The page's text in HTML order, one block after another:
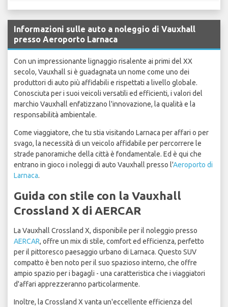
Informazioni sulle auto a noleggio di Vauxhall
presso Aeroporto Larnaca
Con un impressionante lignaggio risalente ai primi del XX
secolo, Vauxhall si è guadagnata un nome come uno dei
produttori di auto più affidabili e rispettati a livello globale.
Conosciuta per i suoi veicoli versatili ed efficienti, i valori del
marchio Vauxhall enfatizzano l'innovazione, la qualità e la
responsabilità ambientale.
Come viaggiatore, che tu stia visitando Larnaca per affari o per
svago, la necessità di un veicolo affidabile per percorrere le
strade panoramiche della città è fondamentale. Ed è qui che
entrano in gioco i noleggi di auto Vauxhall presso l'Aeroporto di
Larnaca.
Guida con stile con la Vauxhall
Crossland X di AERCAR
La Vauxhall Crossland X, disponibile per il noleggio presso
AERCAR, offre un mix di stile, comfort ed efficienza, perfetto
per il pittoresco paesaggio urbano di Larnaca. Questo SUV
compatto è ben noto per il suo spazioso interno, che offre
ampio spazio per i bagagli - una caratteristica che i viaggiatori
d'affari apprezzeranno particolarmente.
Inoltre, la Crossland X vanta un'eccellente efficienza del